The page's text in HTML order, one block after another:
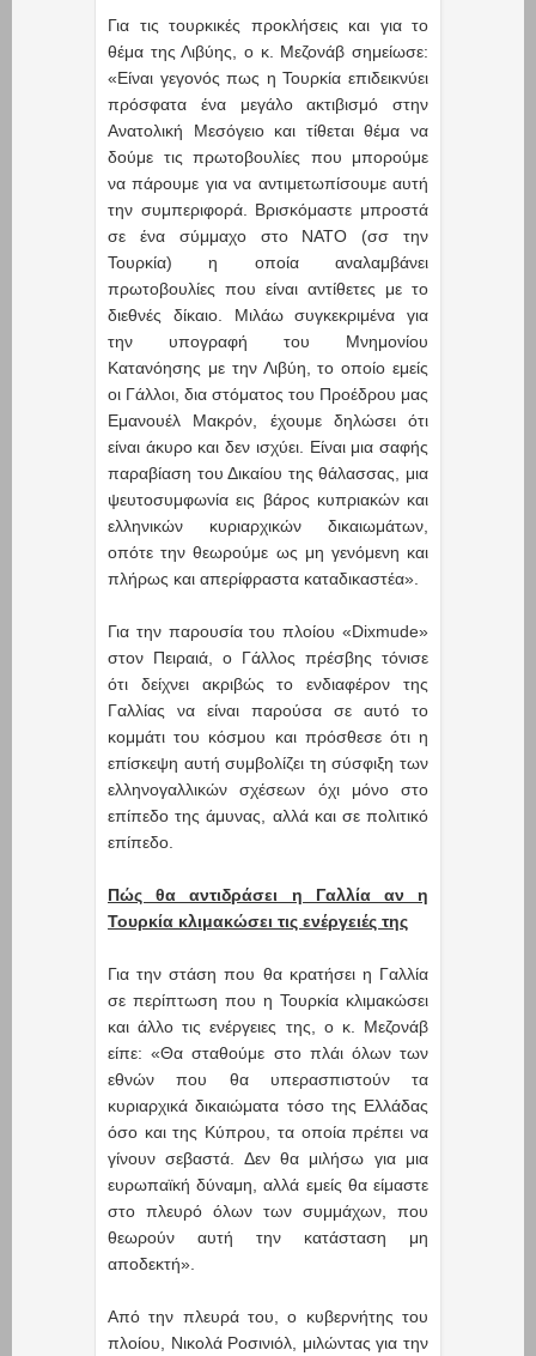
Για τις τουρκικές προκλήσεις και για το
θέμα της Λιβύης, ο κ. Μεζονάβ σημείωσε:
«Είναι γεγονός πως η Τουρκία επιδεικνύει
πρόσφατα ένα μεγάλο ακτιβισμό στην
Ανατολική Μεσόγειο και τίθεται θέμα να
δούμε τις πρωτοβουλίες που μπορούμε
να πάρουμε για να αντιμετωπίσουμε αυτή
την συμπεριφορά. Βρισκόμαστε μπροστά
σε ένα σύμμαχο στο ΝΑΤΟ (σσ την
Τουρκία) η οποία αναλαμβάνει
πρωτοβουλίες που είναι αντίθετες με το
διεθνές δίκαιο. Μιλάω συγκεκριμένα για
την υπογραφή του Μνημονίου
Κατανόησης με την Λιβύη, το οποίο εμείς
οι Γάλλοι, δια στόματος του Προέδρου μας
Εμανουέλ Μακρόν, έχουμε δηλώσει ότι
είναι άκυρο και δεν ισχύει. Είναι μια σαφής
παραβίαση του Δικαίου της θάλασσας, μια
ψευτοσυμφωνία εις βάρος κυπριακών και
ελληνικών κυριαρχικών δικαιωμάτων,
οπότε την θεωρούμε ως μη γενόμενη και
πλήρως και απερίφραστα καταδικαστέα».
Για την παρουσία του πλοίου «Dixmude»
στον Πειραιά, ο Γάλλος πρέσβης τόνισε
ότι δείχνει ακριβώς το ενδιαφέρον της
Γαλλίας να είναι παρούσα σε αυτό το
κομμάτι του κόσμου και πρόσθεσε ότι η
επίσκεψη αυτή συμβολίζει τη σύσφιξη των
ελληνογαλλικών σχέσεων όχι μόνο στο
επίπεδο της άμυνας, αλλά και σε πολιτικό
επίπεδο.
Πώς θα αντιδράσει η Γαλλία αν η
Τουρκία κλιμακώσει τις ενέργειές της
Για την στάση που θα κρατήσει η Γαλλία
σε περίπτωση που η Τουρκία κλιμακώσει
και άλλο τις ενέργειες της, ο κ. Μεζονάβ
είπε: «Θα σταθούμε στο πλάι όλων των
εθνών που θα υπερασπιστούν τα
κυριαρχικά δικαιώματα τόσο της Ελλάδας
όσο και της Κύπρου, τα οποία πρέπει να
γίνουν σεβαστά. Δεν θα μιλήσω για μια
ευρωπαϊκή δύναμη, αλλά εμείς θα είμαστε
στο πλευρό όλων των συμμάχων, που
θεωρούν αυτή την κατάσταση μη
αποδεκτή».
Από την πλευρά του, ο κυβερνήτης του
πλοίου, Νικολά Ροσινιόλ, μιλώντας για την